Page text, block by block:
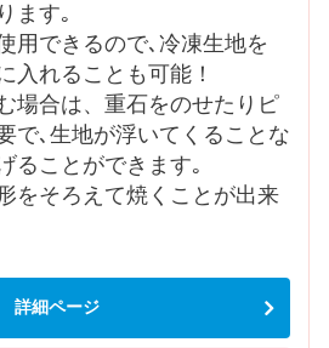
ます｡
用できるので､冷凍生地を
入れることも可能！
場合は、重石をのせたりピ
で､生地が浮いてくることな
ることができます｡
をそろえて焼くことが出来
詳細ページ